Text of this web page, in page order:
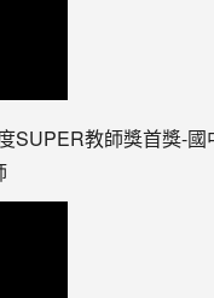
SUPER教師獎首獎-國